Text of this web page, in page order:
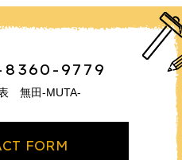
9779
無田-MUTA-
FORM